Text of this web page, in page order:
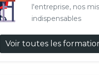
l'entreprise, nos
indispensables
Voir toutes les